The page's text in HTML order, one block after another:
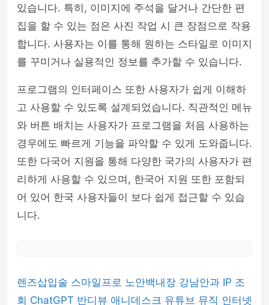
있습니다. 특히, 이미지에 주석을 달거나 간단한 편
집을 할 수 있는 점은 사진 작업 시 큰 장점으로 작용
합니다. 사용자는 이를 통해 원하는 스타일로 이미지
를 꾸미거나 실용적인 정보를 추가할 수 있습니다.
프로그램의 인터페이스 또한 사용자가 쉽게 이해하
고 사용할 수 있도록 설계되었습니다. 직관적인 메뉴
와 버튼 배치는 사용자가 프로그램을 처음 사용하는
경우에도 빠르게 기능을 파악할 수 있게 도와줍니다.
또한 다국어 지원을 통해 다양한 국가의 사용자가 편
리하게 사용할 수 있으며, 한국어 지원 또한 포함되
어 있어 한국 사용자들이 보다 쉽게 접근할 수 있습
니다.
렌즈삽입술 스마일프로 노안백내장 강남안과 IP 조
회 ChatGPT 반디뷰 애니데스크 유튜브 뮤직 인터넷